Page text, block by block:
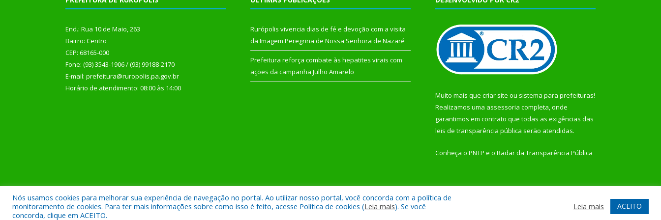
End.: Rua 10 de Maio, 263
Bairro: Centro
CEP: 68165-000
Fone: (93) 3543-1906 / (93) 99188-2170
E-mail: prefeitura@ruropolis.pa.gov.br
Horário de atendimento: 08:00 às 14:00
Rurópolis vivencia dias de fé e devoção com a visita
da Imagem Peregrina de Nossa Senhora de Nazaré
Prefeitura reforça combate às hepatites virais com
ações da campanha Julho Amarelo
Muito mais que criar site ou sistema para prefeituras!
Realizamos uma assessoria completa, onde
garantimos em contrato que todas as exigências das
leis de transparência pública serão atendidas.
Conheça o PNTP e o Radar da Transparência Pública
Todos os direitos reservados a Prefeitura Municipal de Rurópolis. Mapa do Site Acessar Webmail
Nós usamos cookies para melhorar sua experiência de navegação no portal. Ao utilizar nosso portal, você concorda com a política de
monitoramento de cookies. Para ter mais informações sobre como isso é feito, acesse Política de cookies (Leia mais). Se você
concorda, clique em ACEITO.
Leia mais ACEITO